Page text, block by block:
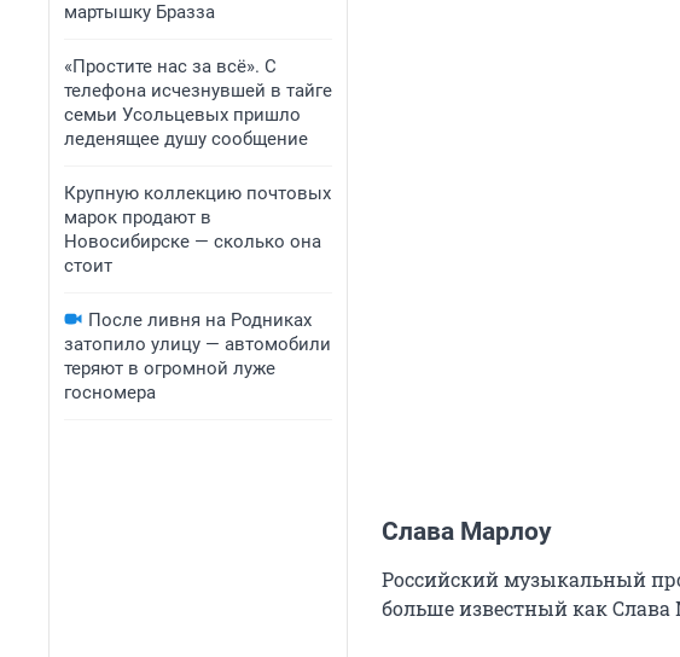
мартышку Бразза
«Простите нас за всё». С
телефона исчезнувшей в тайге
семьи Усольцевых пришло
леденящее душу сообщение
Крупную коллекцию почтовых
марок продают в
Новосибирске — сколько она
стоит
После ливня на Родниках
затопило улицу — автомобили
теряют в огромной луже
госномера
Слава Марлоу
Российский музыкальный
больше известный как Слава